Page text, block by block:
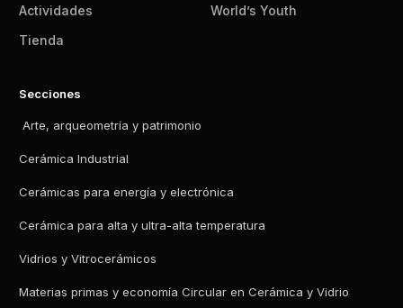
Actividades
Tienda
World’s Youth
Secciones
Arte, arqueometría y patrimonio
Cerámica Industrial
Cerámicas para energía y electrónica
Cerámica para alta y ultra-alta temperatura
Vidrios y Vitrocerámicos
Materias primas y economía Circular en Cerámica y Vidrio